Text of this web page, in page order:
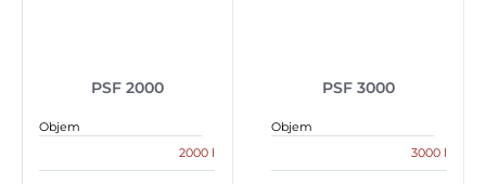
PSF 2000
Objem
2000 l
PSF 3000
Objem
3000 l